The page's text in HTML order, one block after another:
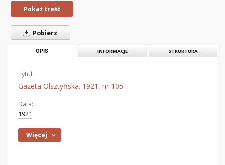
Pokaż treść
Pobierz
OPIS INFORMACJE STRUKTURA
Tytuł:
Gazeta Olsztyńska. 1921, nr 105
Data:
1921
Więcej